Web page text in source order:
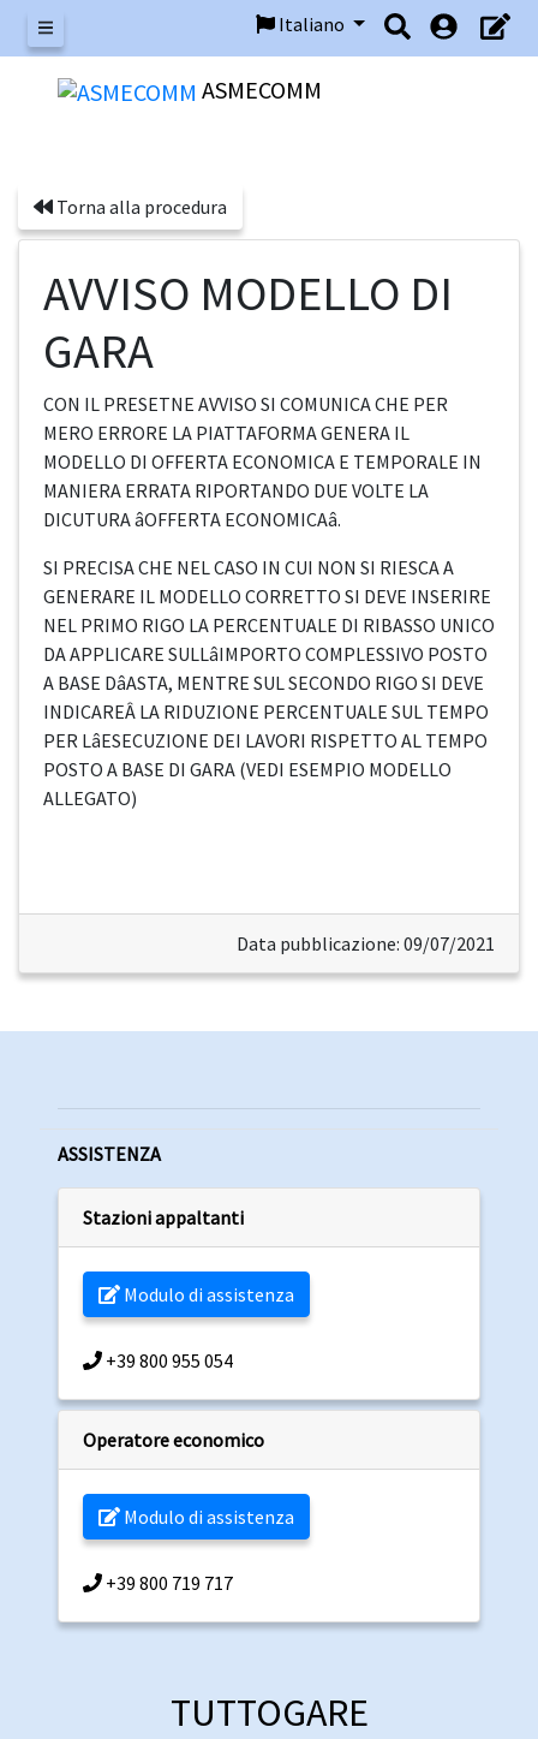
Menu
Italiano
ASMECOMM
Torna alla procedura
AVVISO MODELLO DI
GARA
CON IL PRESETNE AVVISO SI COMUNICA CHE PER
MERO ERRORE LA PIATTAFORMA GENERA IL
MODELLO DI OFFERTA ECONOMICA E TEMPORALE IN
MANIERA ERRATA RIPORTANDO DUE VOLTE LA
DICUTURA âOFFERTA ECONOMICAâ.
SI PRECISA CHE NEL CASO IN CUI NON SI RIESCA A
GENERARE IL MODELLO CORRETTO SI DEVE INSERIRE
NEL PRIMO RIGO LA PERCENTUALE DI RIBASSO UNICO
DA APPLICARE SULLâIMPORTO COMPLESSIVO POSTO
A BASE DâASTA, MENTRE SUL SECONDO RIGO SI DEVE
INDICAREÂ LA RIDUZIONE PERCENTUALE SUL TEMPO
PER LâESECUZIONE DEI LAVORI RISPETTO AL TEMPO
POSTO A BASE DI GARA (VEDI ESEMPIO MODELLO
ALLEGATO)
Data pubblicazione: 09/07/2021
ASSISTENZA
Stazioni appaltanti
Modulo di assistenza
+39 800 955 054
Operatore economico
Modulo di assistenza
+39 800 719 717
TUTTOGARE